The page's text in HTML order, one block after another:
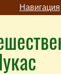
Навигация